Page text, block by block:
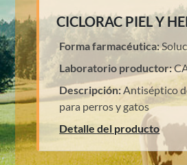
CICLORAC PIEL Y
Forma farmacéutica:
Laboratorio productor:
Descripción:Antiséptico
para perros y gatos
Detalle del producto